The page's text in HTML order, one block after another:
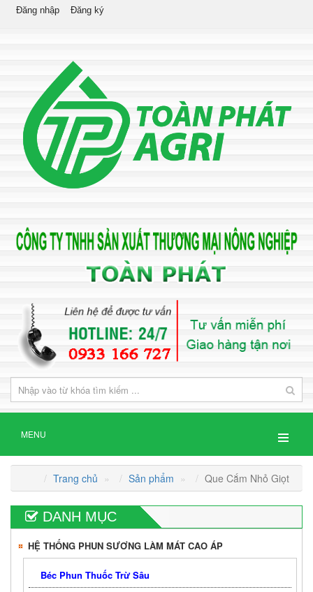
Đăng nhập Đăng ký
MENU
Trang chủ » Sản phẩm » Que Cắm Nhỏ Giọt
DANH MỤC
HỆ THỐNG PHUN SƯƠNG LÀM MÁT CAO ÁP
Béc Phun Thuốc Trừ Sâu